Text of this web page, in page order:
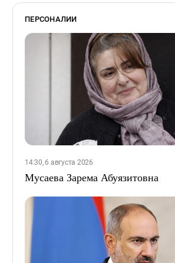
ПЕРСОНАЛИИ
14:30, 6 августа 2026
Мусаева Зарема Абуязитовна